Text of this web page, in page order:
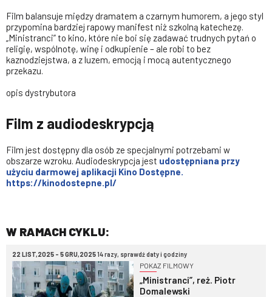
Film balansuje między dramatem a czarnym humorem, a jego styl
przypomina bardziej rapowy manifest niż szkolną katechezę.
„Ministranci” to kino, które nie boi się zadawać trudnych pytań o
religię, wspólnotę, winę i odkupienie – ale robi to bez
kaznodziejstwa, a z luzem, emocją i mocą autentycznego
przekazu.
opis dystrybutora
Film z audiodeskrypcją
Film jest dostępny dla osób ze specjalnymi potrzebami w
obszarze wzroku. Audiodeskrypcja jest udostępniana przy
użyciu darmowej aplikacji Kino Dostępne.
https://kinodostepne.pl/
W RAMACH CYKLU:
22 LIST,2025 - 5 GRU,202514 razy, sprawdź daty i godziny
POKAZ FILMOWY
„Ministranci”, reż. Piotr
Domalewski